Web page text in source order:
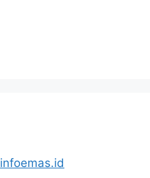
infoemas.id